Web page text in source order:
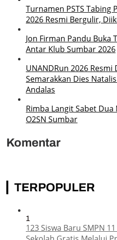
Turnamen PSTS Tabing
2026 Resmi Bergulir,
Jon Firman Pandu Buka
Antar Klub Sumbar 2026
UNANDRun 2026
Semarakkan Dies
Andalas
Rimba Langit Sabet
O2SN Sumbar
Komentar
TERPOPULER
1
123 Siswa Baru SMPN